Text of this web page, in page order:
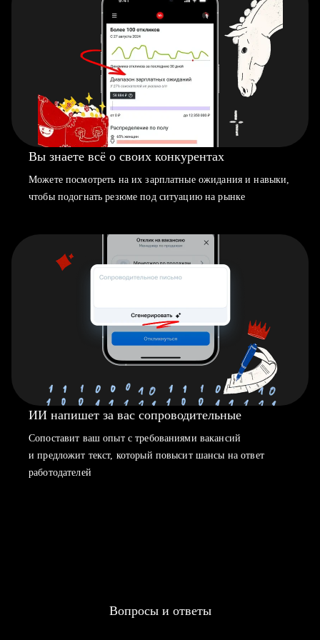
Вы знаете всё о своих конкурентах
Можете посмотреть на их зарплатные ожидания и навыки,
чтобы подогнать резюме под ситуацию на рынке
ИИ напишет за вас сопроводительные
Сопоставит ваш опыт с требованиями вакансий
и предложит текст, который повысит шансы на ответ
работодателей
Вопросы и ответы